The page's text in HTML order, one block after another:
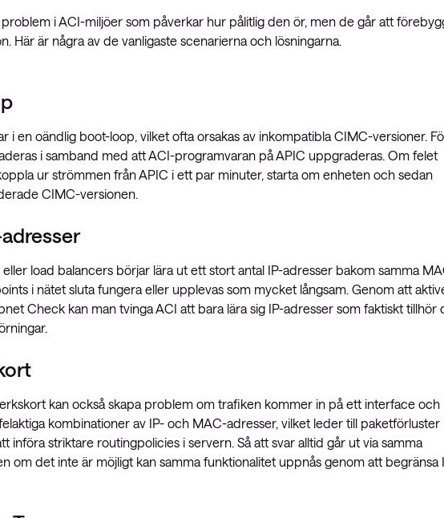
i ACI-miljöer som påverkar hur pålitlig den ör, men de går att
Här är några av de vanligaste scenarierna och lösningarna.
i en oändlig boot-loop, vilket ofta orsakas av inkompatibla CIMC-versioner.
i samband med att ACI-programvaran på APIC uppgraderas. Om felet
ur strömmen från APIC i ett par minuter, starta om enheten och sedan
CIMC-versionen.
load balancers börjar lära ut ett stort antal IP-adresser bakom samma
i nätet sluta fungera eller upplevas som mycket långsam. Genom att
Check kan man tvinga ACI att bara lära sig IP-adresser som faktiskt tillhör
kan också skapa problem om trafiken kommer in på ett interface och
kombinationer av IP- och MAC-adresser, vilket leder till paketförluster
striktare routingpolicies i servern. Så att svar alltid går ut via samma
om det inte är möjligt kan samma funktionalitet uppnås genom att begränsa